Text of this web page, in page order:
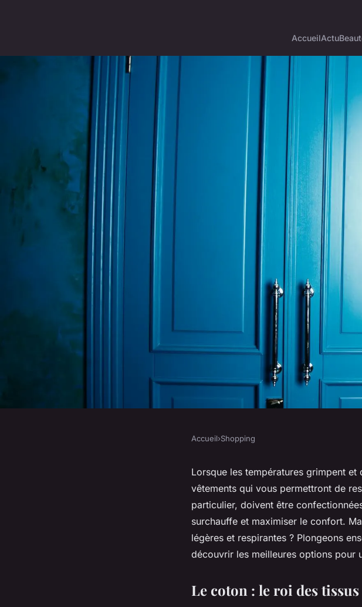
AccueilActu
Quels types de tissus
des robes d'été légères et
Accueil›Shopping
Lorsque les températures grimpent
vêtements qui vous permettront de
particulier, doivent être
surchauffe et maximiser le confort.
légères et respirantes ? Plongeons
découvrir les meilleures options pour
Le coton : le roi des